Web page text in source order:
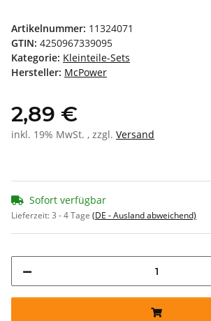
Artikelnummer: 11324071
GTIN: 4250967339095
Kategorie: Kleinteile-Sets
Hersteller: McPower
2,89 €
inkl. 19% MwSt. , zzgl. Versand
Sofort verfügbar
Lieferzeit:3 - 4 Tage (DE - Ausland abweichend)